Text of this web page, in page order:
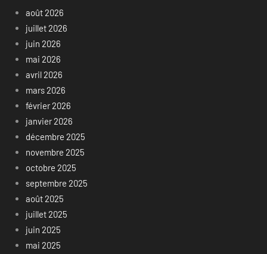
août 2026
juillet 2026
juin 2026
mai 2026
avril 2026
mars 2026
février 2026
janvier 2026
décembre 2025
novembre 2025
octobre 2025
septembre 2025
août 2025
juillet 2025
juin 2025
mai 2025